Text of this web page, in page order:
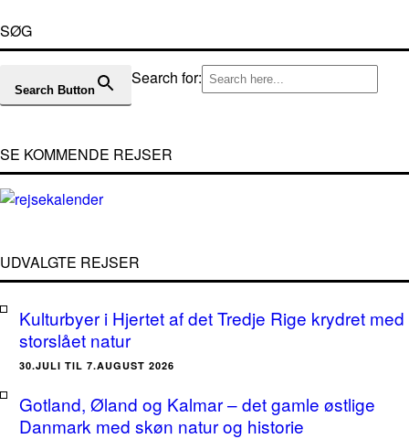
SØG
Search for:
Search Button
SE KOMMENDE REJSER
UDVALGTE REJSER
Kulturbyer i Hjertet af det Tredje Rige krydret med
storslået natur
30.JULI TIL 7.AUGUST 2026
Gotland, Øland og Kalmar – det gamle østlige
Danmark med skøn natur og historie